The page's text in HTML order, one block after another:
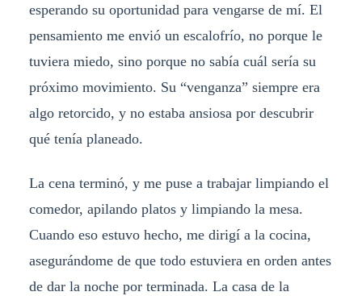
esperando su oportunidad para vengarse de mí. El
pensamiento me envió un escalofrío, no porque le
tuviera miedo, sino porque no sabía cuál sería su
próximo movimiento. Su “venganza” siempre era
algo retorcido, y no estaba ansiosa por descubrir
qué tenía planeado.
La cena terminó, y me puse a trabajar limpiando el
comedor, apilando platos y limpiando la mesa.
Cuando eso estuvo hecho, me dirigí a la cocina,
asegurándome de que todo estuviera en orden antes
de dar la noche por terminada. La casa de la